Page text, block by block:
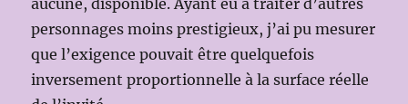
aucune, disponible. Ayant eu à traiter d’autres
personnages moins prestigieux, j’ai pu mesurer
que l’exigence pouvait être quelquefois
inversement proportionnelle à la surface réelle